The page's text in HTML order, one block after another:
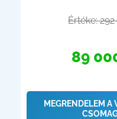
Értéke:
89
MEGRENDELEM A